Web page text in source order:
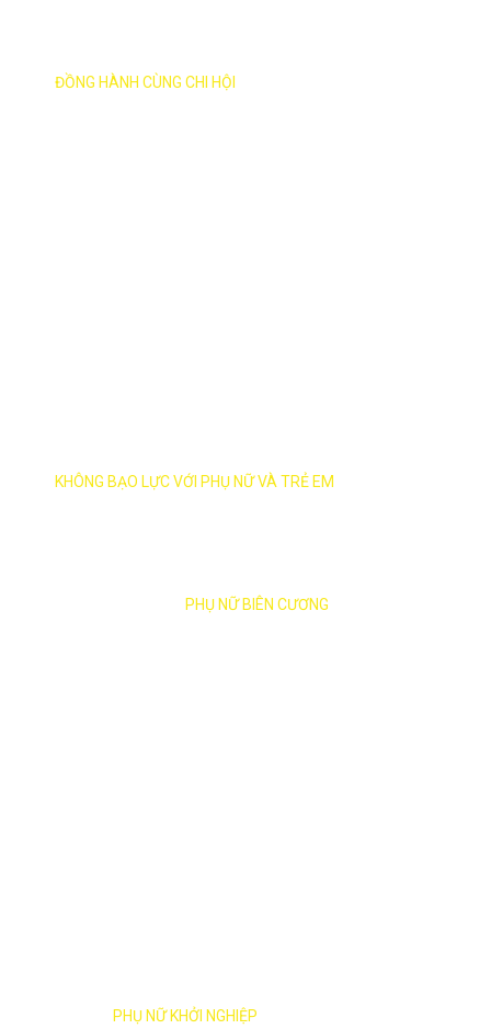
ĐỒNG HÀNH CÙNG CHI HỘI
KHÔNG BẠO LỰC VỚI PHỤ NỮ VÀ TRẺ EM
PHỤ NỮ BIÊN CƯƠNG
PHỤ NỮ KHỞI NGHIỆP